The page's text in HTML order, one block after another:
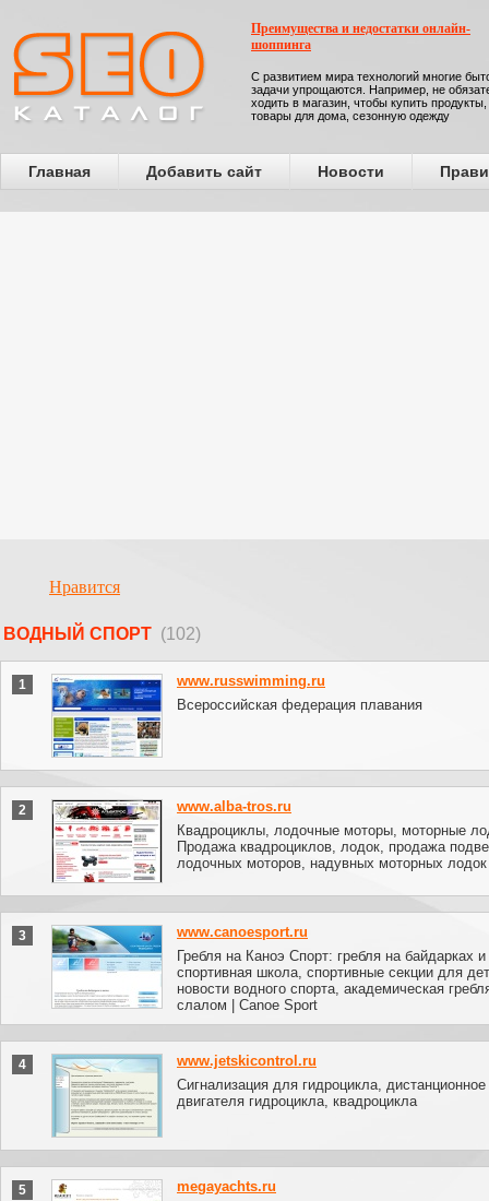
Преимущества и недостатки онлайн-
шоппинга
С развитием мира технологий многие
задачи упрощаются. Например, не
ходить в магазин, чтобы купить продукты,
товары для дома, сезонную одежду
Главная Добавить сайт Новости
Нравится
ВОДНЫЙ СПОРТ (102)
1
www.russwimming.ru
Всероссийская федерация плавания
2
www.alba-tros.ru
Квадроциклы, лодочные моторы, моторные
Продажа квадроциклов, лодок, продажа
лодочных моторов, надувных моторных лодок
3
www.canoesport.ru
Гребля на Каноэ Спорт: гребля на байдарках и
спортивная школа, спортивные секции для
новости водного спорта, академическая
слалом | Canoe Sport
4
www.jetskicontrol.ru
Сигнализация для гидроцикла,
двигателя гидроцикла, квадроцикла
5
megayachts.ru